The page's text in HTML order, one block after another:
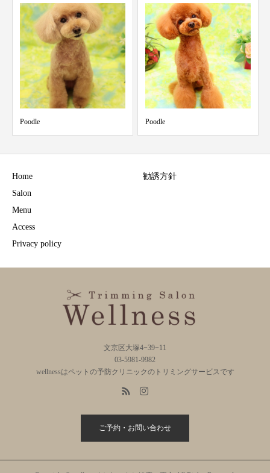
Poodle Poodle
Home
Salon
Menu
Access
Privacy policy
勧誘方針
文京区大塚4−39−11
03-5981-9982
wellnessはペットの予防クリニックのトリミングサービスです
ご予約・お問い合わせ